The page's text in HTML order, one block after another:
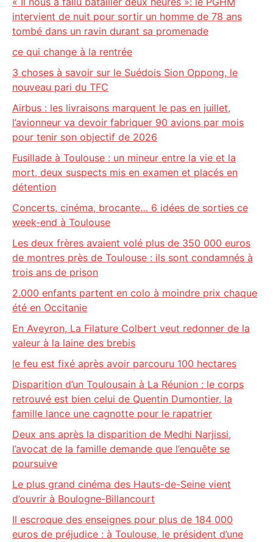
intervient de nuit pour sortir un homme de 78 ans
tombé dans un ravin durant sa promenade
ce qui change à la rentrée
3 choses à savoir sur le Suédois Sion Oppong, le
nouveau pari du TFC
Airbus : les livraisons marquent le pas en juillet,
l’avionneur va devoir fabriquer 90 avions par mois
pour tenir son objectif de 2026
Fusillade à Toulouse : un mineur entre la vie et la
mort, deux suspects mis en examen et placés en
détention
Concerts, cinéma, brocante… 6 idées de sorties ce
week-end à Toulouse
Les deux frères avaient volé plus de 350 000 euros
de montres près de Toulouse : ils sont condamnés à
trois ans de prison
2.000 enfants partent en colo à moindre prix chaque
été en Occitanie
En Aveyron, La Filature Colbert veut redonner de la
valeur à la laine des brebis
le feu est fixé après avoir parcouru 100 hectares
Disparition d’un Toulousain à La Réunion : le corps
retrouvé est bien celui de Quentin Dumontier, la
famille lance une cagnotte pour le rapatrier
Deux ans après la disparition de Medhi Narjissi,
l’avocat de la famille demande que l’enquête se
poursuive
Le plus grand cinéma des Hauts-de-Seine vient
d’ouvrir à Boulogne-Billancourt
Il escroque des enseignes pour plus de 184 000
euros de préjudice : à Toulouse, le président d’une